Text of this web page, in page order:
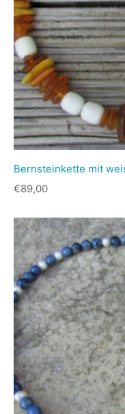
Bernsteinkette mit
€89,00